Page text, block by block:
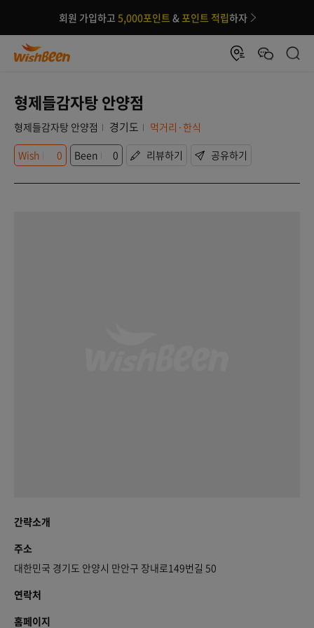
회원 가입하고 5,000포인트 &포인트 적립하자
형제들감자탕 안양점
형제들감자탕 안양점 경기도
먹거리·한식
Wish
0 Been 0 리뷰하기 공유하기
간략소개
주소
대한민국 경기도 안양시 만안구 장내로149번길 50
연락처
홈페이지